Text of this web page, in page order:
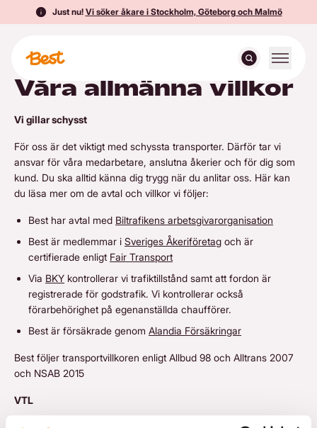
Just nu! Vi söker åkare i Stockholm, Göteborg och Malmö
Hoppa till innehåll
Tjänster
Alla tjänster
GDP
Servicelogistik
Lager
Branscher
Vård och hälsa
Hållbarhet
Om Best
Om Best
Allt om Best
Vår vision
Pressrum
Nyhetsbrev
Karriär
BLI ÅKARE HOS BEST
Nyheter & Artiklar
Våra nyheter
VÅRA NYHETER Våra artiklar
VÅRA ARTIKLAR
Kontakta Best
Svenska
Engelska
KUNDPORTAL
Sök
SÖK
Växla
Våra allmänna villkor
Vi gillar schysst
För oss är det viktigt med schyssta transporter. Därför tar vi
ansvar för våra medarbetare, anslutna åkerier och för dig som
kund. Du ska alltid känna dig trygg när du anlitar oss. Här kan
du läsa mer om de avtal och villkor vi följer:
Best har avtal med Biltrafikens arbetsgivarorganisation
Best är medlemmar i Sveriges Åkeriföretag och är
certifierade enligt Fair Transport
Via BKY kontrollerar vi trafiktillstånd samt att fordon är
registrerade för godstrafik. Vi kontrollerar också
förarbehörighet på egenanställda chaufförer.
Best är försäkrade genom Alandia Försäkringar
Best följer transportvillkoren enligt Allbud 98 och Alltrans 2007
och NSAB 2015
VTL